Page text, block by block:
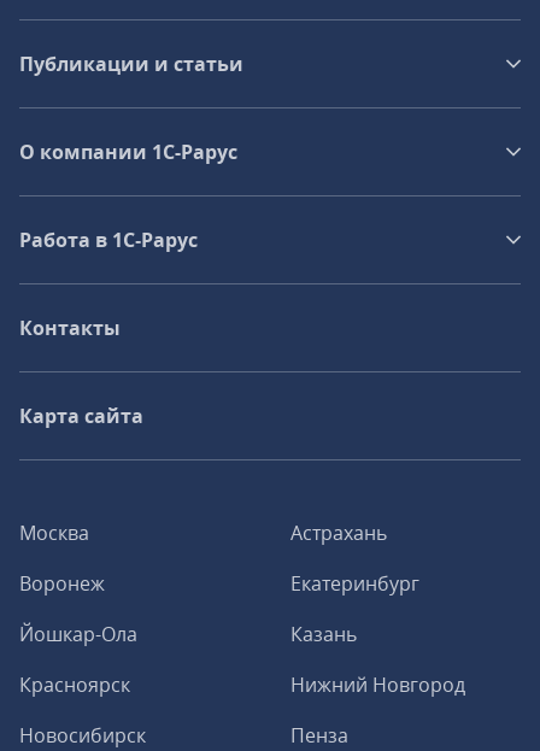
Москва
Астрахань
Воронеж
Екатеринбург
Йошкар-Ола
Казань
Красноярск
Нижний Новгород
Новосибирск
Пенза
Публикации и статьи
О компании 1C-Рарус
Работа в 1С‑Рарус
Контакты
Карта сайта